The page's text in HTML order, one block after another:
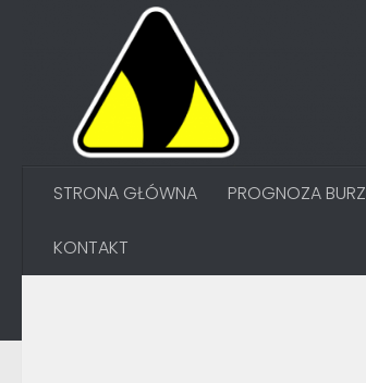
Przejdź do treści
STRONA GŁÓWNA PROGNOZA BURZ
KONTAKT